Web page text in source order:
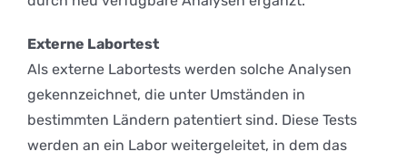
Externe Labortest
Als externe Labortests werden solche Analysen
gekennzeichnet, die unter Umständen in
bestimmten Ländern patentiert sind. Diese Tests
werden an ein Labor weitergeleitet, in dem das